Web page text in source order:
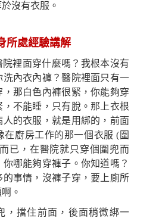
沒有衣服。
所處經驗講解
裡面穿什麼嗎？我根本沒有
內衣內褲？醫院裡面只有一
那白色內褲很緊，你能夠穿
不能睡，只有脫。那上衣根
的衣服，就是用綁的，前面
在廚房工作的那一個衣服 (圍
已，在醫院就只穿個圍兜而
哪能夠穿褲子。你知道嗎？
事情，沒褲子穿，要上廁所
。
，擋住前面，後面稍微綁一